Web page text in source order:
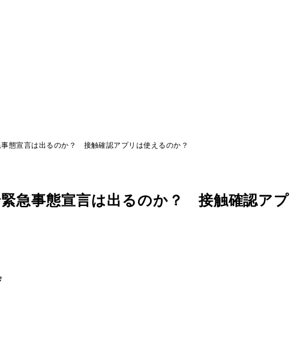
態宣言は出るのか？ 接触確認アプリは使えるのか？
急事態宣言は出るのか？ 接触確認アプ